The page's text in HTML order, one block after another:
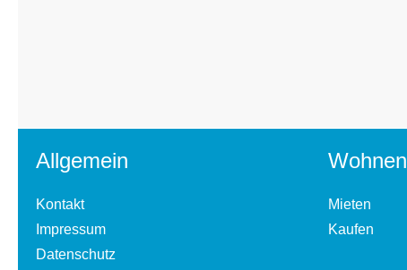
Allgemein
Kontakt
Impressum
Datenschutz
Wohnen
Mieten
Kaufen